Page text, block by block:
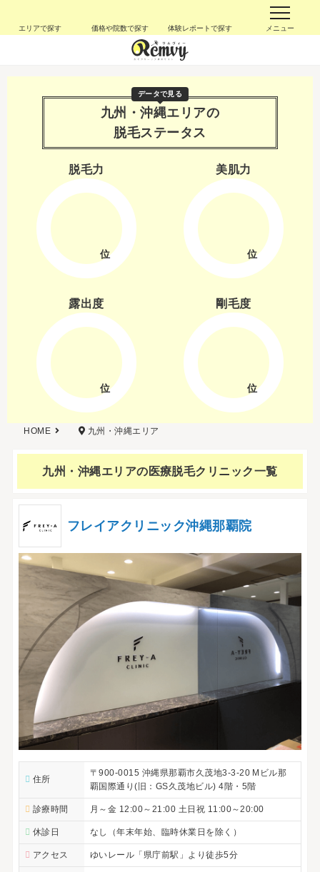
エリアで探す 価格や院数で探す 体験レポートで探す メニュー
データで見る
九州・沖縄エリアの
脱毛ステータス
脱毛力
位
美肌力
位
露出度
位
剛毛度
位
HOME 九州・沖縄エリア
九州・沖縄エリアの 医療脱毛クリニック一覧
フレイアクリニック沖縄那覇院
住所
〒900-0015 沖縄県那覇市久茂地3-3-20 Mビル那
覇国際通り(旧：GS久茂地ビル) 4階・5階
診療時間 月～金 12:00～21:00 土日祝 11:00～20:00
休診日 なし（年末年始、臨時休業日を除く）
アクセス ゆいレール「県庁前駅」より徒歩5分